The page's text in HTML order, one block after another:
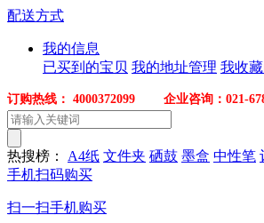
配送方式
我的信息
已买到的宝贝 我的地址管理 我收
订购热线： 4000372099 企业咨询：021-
热搜榜： A4纸 文件夹 硒鼓 墨盒 中性笔
手机扫码购买
扫一扫手机购买